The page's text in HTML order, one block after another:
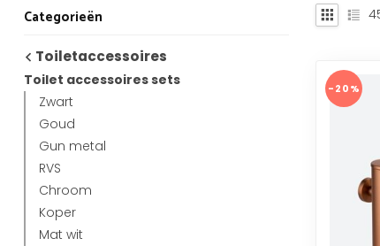
Categorieën
Toiletaccessoires
Toilet accessoires sets
Zwart
Goud
Gun metal
RVS
Chroom
Koper
Mat wit
-20%